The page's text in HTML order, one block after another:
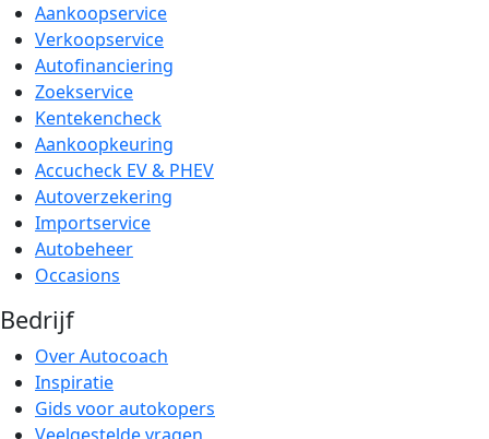
Aankoopservice
Verkoopservice
Autofinanciering
Zoekservice
Kentekencheck
Aankoopkeuring
Accucheck EV & PHEV
Autoverzekering
Importservice
Autobeheer
Occasions
Bedrijf
Over Autocoach
Inspiratie
Gids voor autokopers